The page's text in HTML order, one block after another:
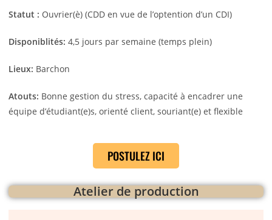
Statut : Ouvrier(è) (CDD en vue de l’optention d’un CDI)
Disponiblités: 4,5 jours par semaine (temps plein)
Lieux: Barchon
Atouts: Bonne gestion du stress, capacité à encadrer une
équipe d’étudiant(e)s, orienté client, souriant(e) et flexible
POSTULEZ ICI
Atelier de production